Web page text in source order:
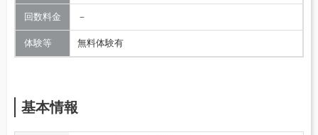
回数料金 －
体験等 無料体験有
基本情報